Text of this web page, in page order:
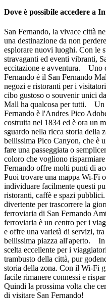
Dove è possibile accedere a
San Fernando, la vivace città
una destinazione da non
esplorare nuovi luoghi. Con le
stravaganti ed eventi vibranti,
eccitazione e avventura. Uno
Fernando è il San Fernando
negozi e ristoranti per i
cibo gustoso o souvenir unici
Mall ha qualcosa per tutti. Un
Fernando è l'Andres Pico
costruita nel 1834 ed è ora un
sguardo nella ricca storia della
bellissima Pico Canyon, che è
fare una passeggiata o
coloro che vogliono
Fernando offre molti punti di
Puoi trovare una mappa Wi-Fi
individuare facilmente questi
ristoranti, caffè e spazi
divertente per trascorrere la
ferroviaria di San Fernando
ferroviaria è un centro per i
e offre una varietà di servizi,
bellissima piazza all'aperto. In
scelta eccellente per i
trambusto della città, pur
storia della zona. Con il Wi-Fi
facile rimanere connessi e
Quindi la prossima volta che
di visitare San Fernando!